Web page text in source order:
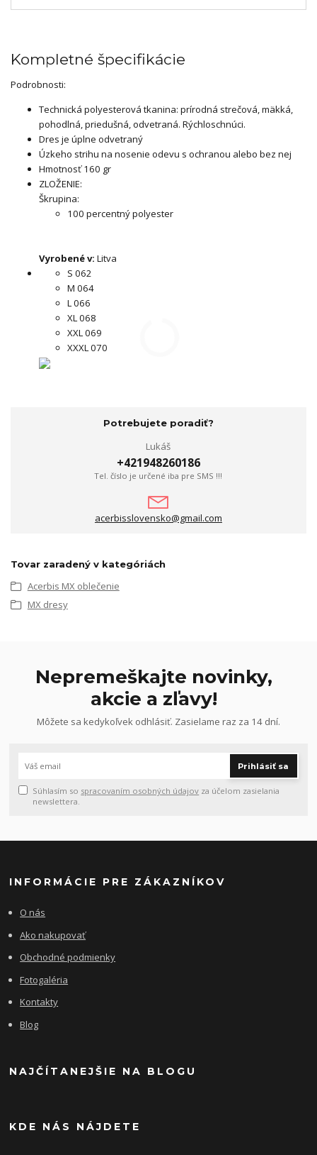
Kompletné špecifikácie
Podrobnosti:
Technická polyesterová tkanina: prírodná strečová, mäkká,
pohodlná, priedušná, odvetraná. Rýchloschnúci.
Dres je úplne odvetraný
Úzkeho strihu na nosenie odevu s ochranou alebo bez nej
Hmotnosť 160 gr
ZLOŽENIE:
Škrupina:
100 percentný polyester
Vyrobené v: Litva
S 062
M 064
L 066
XL 068
XXL 069
XXXL 070
Potrebujete poradiť?
Lukáš
+421948260186
Tel. číslo je určené iba pre SMS !!!
acerbisslovensko@gmail.com
Tovar zaradený v kategóriách
Acerbis MX oblečenie
MX dresy
Nepremeškajte novinky,
akcie a zľavy!
Môžete sa kedykoľvek odhlásiť. Zasielame raz za 14 dní.
Prihlásiť sa
Súhlasím so spracovaním osobných údajov za účelom zasielania
newslettera.
INFORMÁCIE PRE ZÁKAZNÍKOV
O nás
Ako nakupovať
Obchodné podmienky
Fotogaléria
Kontakty
Blog
NAJČÍTANEJŠIE NA BLOGU
KDE NÁS NÁJDETE